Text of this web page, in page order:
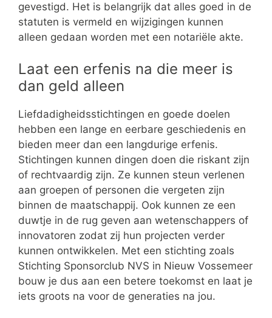
gevestigd. Het is belangrijk dat alles goed in de
statuten is vermeld en wijzigingen kunnen
alleen gedaan worden met een notariële akte.
Laat een erfenis na die meer is
dan geld alleen
Liefdadigheidsstichtingen en goede doelen
hebben een lange en eerbare geschiedenis en
bieden meer dan een langdurige erfenis.
Stichtingen kunnen dingen doen die riskant zijn
of rechtvaardig zijn. Ze kunnen steun verlenen
aan groepen of personen die vergeten zijn
binnen de maatschappij. Ook kunnen ze een
duwtje in de rug geven aan wetenschappers of
innovatoren zodat zij hun projecten verder
kunnen ontwikkelen. Met een stichting zoals
Stichting Sponsorclub NVS in Nieuw Vossemeer
bouw je dus aan een betere toekomst en laat je
iets groots na voor de generaties na jou.